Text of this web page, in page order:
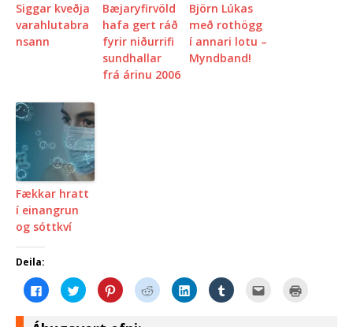
Siggar kveðja
varahlutabra
nsann
Bæjaryfirvöld
hafa gert ráð
fyrir niðurrifi
sundhallar
frá árinu 2006
Björn Lúkas
með rothögg
í annari lotu –
Myndband!
Fækkar hratt
í einangrun
og sóttkví
Deila:
C
l
C
l
C
l
C
l
C
l
C
l